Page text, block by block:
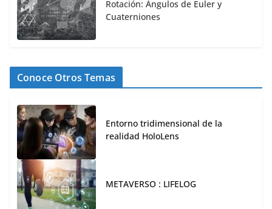
Rotación: Ángulos de Euler y
Cuaterniones
Conoce Otros Temas
Entorno tridimensional de la
realidad HoloLens
METAVERSO : LIFELOG